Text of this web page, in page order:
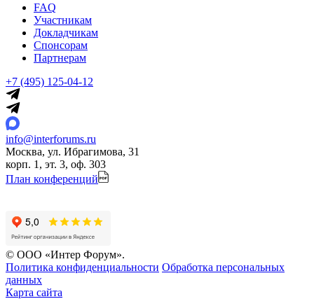
FAQ
Участникам
Докладчикам
Спонсорам
Партнерам
+7 (495) 125-04-12
info@interforums.ru
Москва, ул. Ибрагимова, 31
корп. 1, эт. 3, оф. 303
План конференций
© ООО «Интер Форум».
Политика конфиденциальности Обработка персональных
данных
Карта сайта